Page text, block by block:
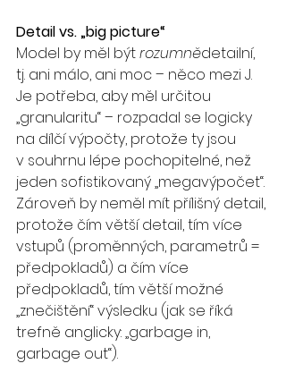
Detail vs. „big picture“
Model by měl být rozumnědetailní,
tj. ani málo, ani moc – něco mezi J.
Je potřeba, aby měl určitou
„granularitu“ – rozpadal se logicky
na dílčí výpočty, protože ty jsou
v souhrnu lépe pochopitelné, než
jeden sofistikovaný „megavýpočet“.
Zároveň by neměl mít přílišný detail,
protože čím větší detail, tím více
vstupů (proměnných, parametrů =
předpokladů) a čím více
předpokladů, tím větší možné
„znečištění“ výsledku (jak se říká
trefně anglicky: „garbage in,
garbage out“).